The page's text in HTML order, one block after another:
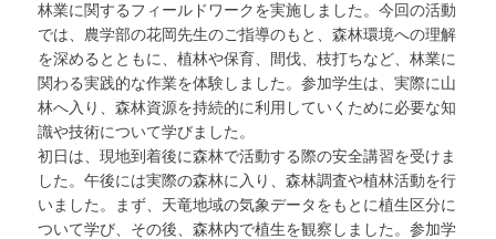
林業に関するフィールドワークを実施しました。今回の活動
では、農学部の花岡先生のご指導のもと、森林環境への理解
を深めるとともに、植林や保育、間伐、枝打ちなど、林業に
関わる実践的な作業を体験しました。参加学生は、実際に山
林へ入り、森林資源を持続的に利用していくために必要な知
識や技術について学びました。
初日は、現地到着後に森林で活動する際の安全講習を受けま
した。午後には実際の森林に入り、森林調査や植林活動を行
いました。まず、天竜地域の気象データをもとに植生区分に
ついて学び、その後、森林内で植生を観察しました。参加学